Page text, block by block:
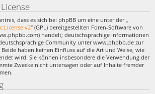
dass es sich bei phpBB um eine unter der „
License v2“ (GPL) bereitgestellten Foren-Software von
handelt; deutschsprachige Informationen
Community unter www.phpbb.de zur
haben keinen Einfluss auf die Art und Weise, wie
wird. Sie können insbesondere die Verwendung der
Zwecke nicht untersagen oder auf Inhalte fremder